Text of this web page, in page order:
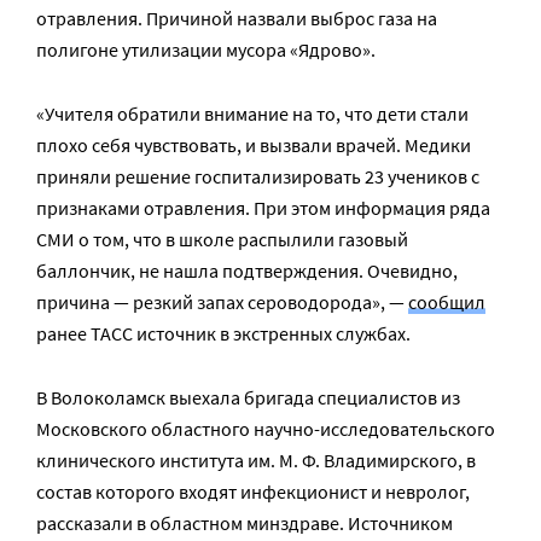
отравления. Причиной назвали выброс газа на
полигоне утилизации мусора «Ядрово».
«Учителя обратили внимание на то, что дети стали
плохо себя чувствовать, и вызвали врачей. Медики
приняли решение госпитализировать 23 учеников с
признаками отравления. При этом информация ряда
СМИ о том, что в школе распылили газовый
баллончик, не нашла подтверждения. Очевидно,
причина — резкий запах сероводорода», —сообщил
ранее ТАСС источник в экстренных службах.
В Волоколамск выехала бригада специалистов из
Московского областного научно-исследовательского
клинического института им. М. Ф. Владимирского, в
состав которого входят инфекционист и невролог,
рассказали в областном минздраве. Источником